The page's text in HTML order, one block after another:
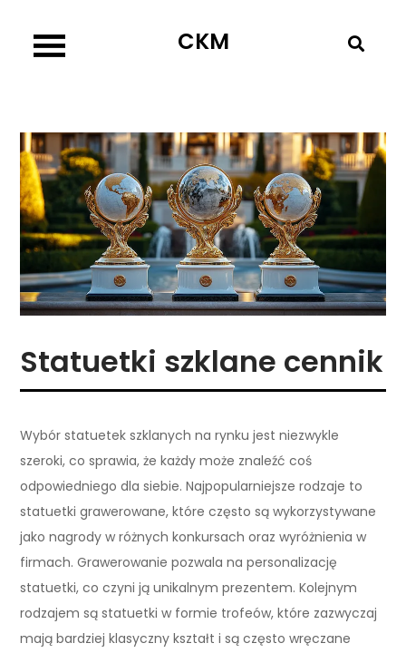
content
CKM
Statuetki szklane cennik
Wybór statuetek szklanych na rynku jest niezwykle
szeroki, co sprawia, że każdy może znaleźć coś
odpowiedniego dla siebie. Najpopularniejsze rodzaje to
statuetki grawerowane, które często są wykorzystywane
jako nagrody w różnych konkursach oraz wyróżnienia w
firmach. Grawerowanie pozwala na personalizację
statuetki, co czyni ją unikalnym prezentem. Kolejnym
rodzajem są statuetki w formie trofeów, które zazwyczaj
mają bardziej klasyczny kształt i są często wręczane